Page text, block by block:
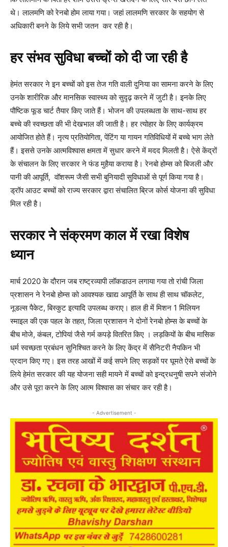
थे। लालमणि को रेनबो होम लाया गया। जहां लालमणि सरकार के सहयोग से
अधिकारी बनने के लिये सभी जतन कर रही है।
हर संभव सुविधा बच्चों को दी जा रही है
हेमंत सरकार ने इन बच्चों को इस तेज गति वाली दुनिया का सामना करने के लिए
उनके शारीरिक और मानसिक स्वास्थ्य को सुदृढ़ करने में जुटी है। इनके लिए
पौष्टिक फूड चार्ट तैयार किए जाते हैं। भोजन की उपलब्धता के साथ-साथ हर
बच्चे की स्वच्छता की भी देखभाल की जाती है। हर त्योहार के लिए कार्यक्रम
आयोजित होते हैं। नृत्य प्रतियोगिता, पेंटिंग या गायन गतिविधियों में बच्चे भाग लेते
हैं। इससे उनके आत्मविश्वास क्षमता में सुधार करने में मदद मिलती है। ऐसे केंद्रों
के संचालन के लिए सरकार ने फंड मुहैया कराया है। रेनबो होम्स को बिजली और
पानी की आपूर्ति, वॉशरूम जैसी सभी बुनियादी सुविधाओं से पूर्ण किया गया है।
ड्रॉप आउट बच्चों को राज्य सरकार द्वारा संचालित ब्रिज कोर्स योजना की सुविधा
मिल रही है।
सरकार ने संक्रमण काल में रखा विशेष
ध्यान
मार्च 2020 के दौरान जब राष्ट्रव्यापी लॉकडाउन लगाया गया तो रांची जिला
प्रशासन ने रेनबो होम्स को आवश्यक खाद्य आपूर्ति के साथ ही साथ चॉकलेट,
नूडल्स पैकेट, बिस्कुट इत्यादि उपलब्ध कराए। हाल ही में मिशन 1 मिलियन
स्माइल की एक पहल के तहत, जिला प्रशासन ने दोनों रेनबो होम्स के बच्चों के
बीच मोजे, कंबल, टोपियां जैसे गर्म कपड़े वितरित किए । लड़कियों के बीच मासिक
धर्म स्वच्छता प्रबंधन सुनिश्चित करने के लिए केंद्र में सैनिटरी नैपकिन भी
प्रदान किए गए। इस तरह आखों में कई सपने लिए सड़कों पर घूमते ऐसे बच्चों के
लिये हेमंत सरकार की यह योजना सही मायने में बच्चों को इन्द्रधनुषी सपने संजोने
और उसे पूरा करने के लिए आत्म विश्वास का संचार कर रही है।
- Advertisement -